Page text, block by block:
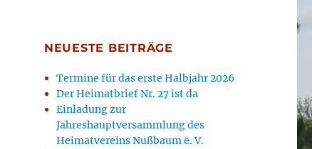
NEUESTE BEITRÄGE
Termine für das erste Halbjahr 2026
Der Heimatbrief Nr. 27 ist da
Einladung zur
Jahreshauptversammlung des
Heimatvereins Nußbaum e. V.